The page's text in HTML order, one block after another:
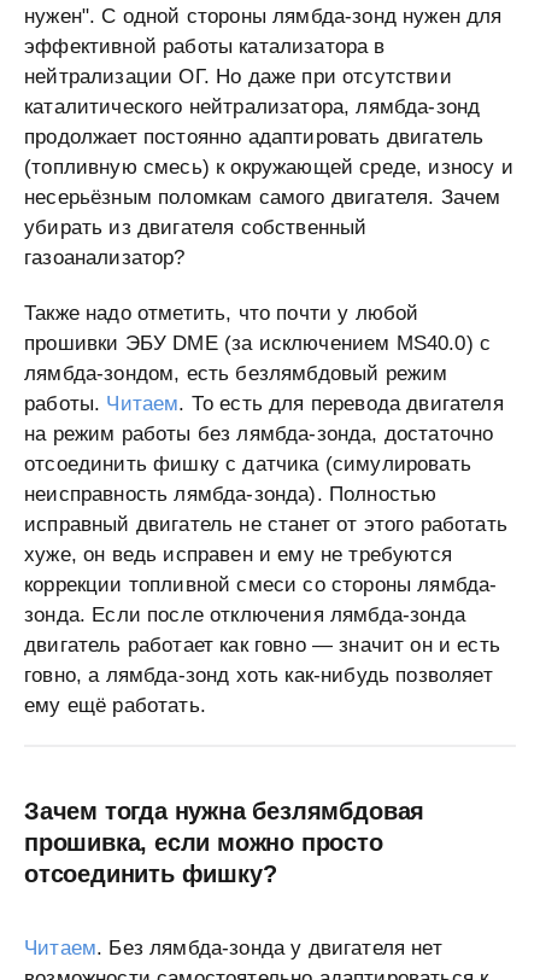
нужен". С одной стороны лямбда-зонд нужен для
эффективной работы катализатора в
нейтрализации ОГ. Но даже при отсутствии
каталитического нейтрализатора, лямбда-зонд
продолжает постоянно адаптировать двигатель
(топливную смесь) к окружающей среде, износу и
несерьёзным поломкам самого двигателя. Зачем
убирать из двигателя собственный
газоанализатор?
Также надо отметить, что почти у любой
прошивки ЭБУ DME (за исключением MS40.0) с
лямбда-зондом, есть безлямбдовый режим
работы. Читаем. То есть для перевода двигателя
на режим работы без лямбда-зонда, достаточно
отсоединить фишку с датчика (симулировать
неисправность лямбда-зонда). Полностью
исправный двигатель не станет от этого работать
хуже, он ведь исправен и ему не требуются
коррекции топливной смеси со стороны лямбда-
зонда. Если после отключения лямбда-зонда
двигатель работает как говно — значит он и есть
говно, а лямбда-зонд хоть как-нибудь позволяет
ему ещё работать.
Зачем тогда нужна безлямбдовая
прошивка, если можно просто
отсоединить фишку?
Читаем. Без лямбда-зонда у двигателя нет